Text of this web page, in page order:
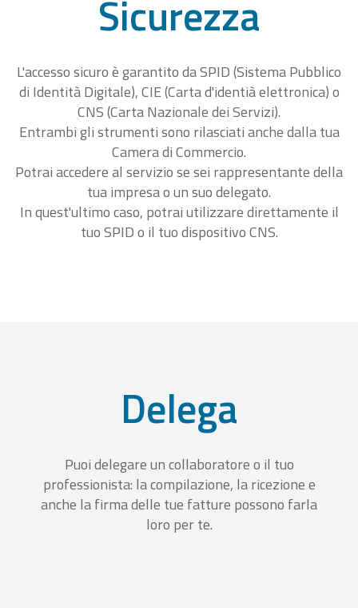
Sicurezza
L'accesso sicuro è garantito da SPID (Sistema Pubblico
di Identità Digitale), CIE (Carta d'identià elettronica) o
CNS (Carta Nazionale dei Servizi).
Entrambi gli strumenti sono rilasciati anche dalla tua
Camera di Commercio.
Potrai accedere al servizio se sei rappresentante della
tua impresa o un suo delegato.
In quest'ultimo caso, potrai utilizzare direttamente il
tuo SPID o il tuo dispositivo CNS.
Delega
Puoi delegare un collaboratore o il tuo
professionista: la compilazione, la ricezione e
anche la firma delle tue fatture possono farla
loro per te.